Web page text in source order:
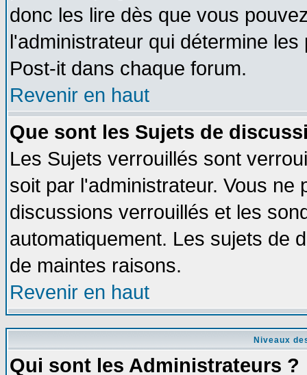
donc les lire dès que vous
l'administrateur qui détermine
Post-it dans chaque forum.
Revenir en haut
Que sont les Sujets de
Les Sujets verrouillés sont
soit par l'administrateur. Vous
discussions verrouillés et les
automatiquement. Les sujets de
de maintes raisons.
Revenir en haut
Niveaux
Qui sont les Administrateurs ?